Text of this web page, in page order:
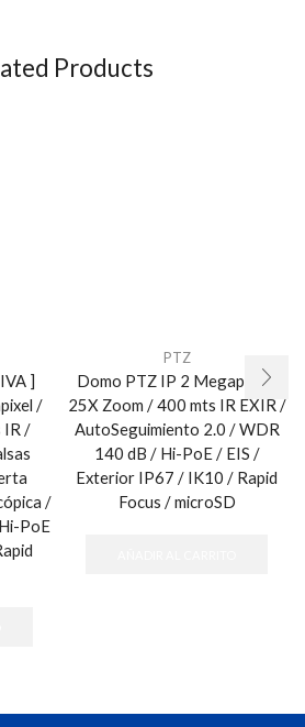
Products
]
/
IR /
/
PoE
PTZ
Domo PTZ IP 2 Megapixel /
25X Zoom / 400 mts IR EXIR /
AutoSeguimiento 2.0 / WDR
140 dB / Hi-PoE / EIS /
Exterior IP67 / IK10 / Rapid
Focus / microSD